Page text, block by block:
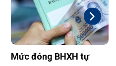
Mức đóng BHXH tự